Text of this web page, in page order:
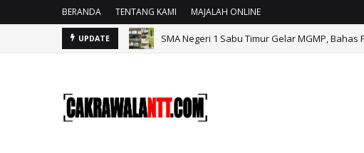
BERANDA TENTANG KAMI MAJALAH ONLINE
UPDATE SMA Negeri 1 Sabu Timur Gelar MGMP,